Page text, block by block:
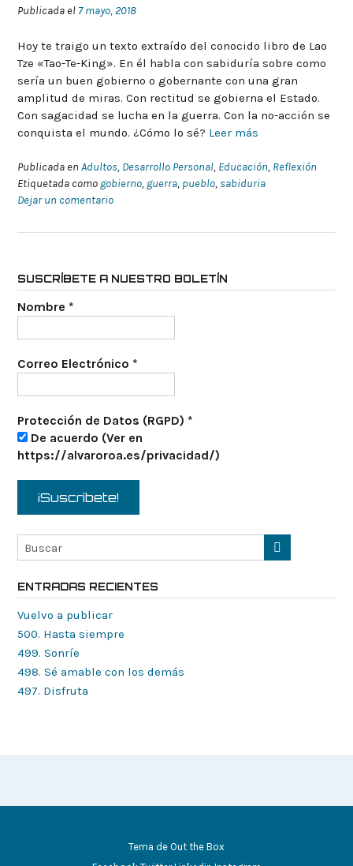
Publicada el 7 mayo, 2018
Hoy te traigo un texto extraído del conocido libro de Lao
Tze «Tao-Te-King». En él habla con sabiduría sobre como
sería un buen gobierno o gobernante con una gran
amplitud de miras. Con rectitud se gobierna el Estado.
Con sagacidad se lucha en la guerra. Con la no-acción se
conquista el mundo. ¿Cómo lo sé? Leer más
Publicada en Adultos, Desarrollo Personal, Educación, Reflexión
Etiquetada como gobierno, guerra, pueblo, sabiduria
Dejar un comentario
SUSCRÍBETE A NUESTRO BOLETÍN
Nombre *
Correo Electrónico *
Protección de Datos (RGPD) *
De acuerdo (Ver en
https://alvaroroa.es/privacidad/)
ENTRADAS RECIENTES
Vuelvo a publicar
500. Hasta siempre
499. Sonríe
498. Sé amable con los demás
497. Disfruta
Tema de Out the Box